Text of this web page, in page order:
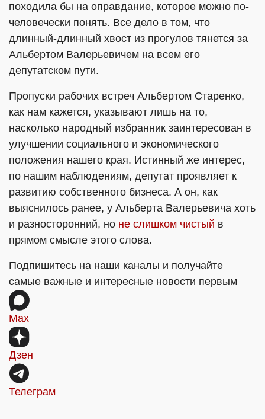
походила бы на оправдание, которое можно по-
человечески понять. Все дело в том, что
длинный-длинный хвост из прогулов тянется за
Альбертом Валерьевичем на всем его
депутатском пути.
Пропуски рабочих встреч Альбертом Старенко,
как нам кажется, указывают лишь на то,
насколько народный избранник заинтересован в
улучшении социального и экономического
положения нашего края. Истинный же интерес,
по нашим наблюдениям, депутат проявляет к
развитию собственного бизнеса. А он, как
выяснилось ранее, у Альберта Валерьевича хоть
и разносторонний, но не слишком чистый в
прямом смысле этого слова.
Подпишитесь на наши каналы и получайте
самые важные и интересные новости первым
Max
Дзен
Телеграм